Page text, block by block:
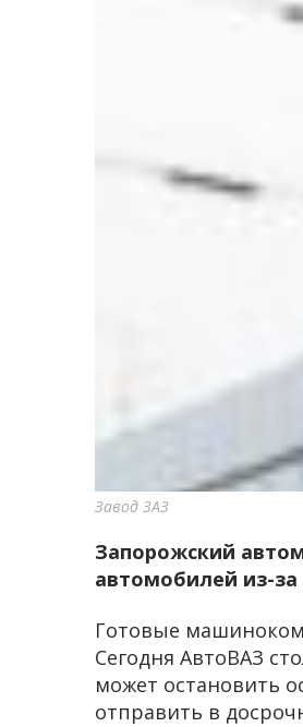
Завод ЗАЗ
Запорожский
автомобилей из-
Готовые
Сегодня АвтоВАЗ
может остановить
отправить в